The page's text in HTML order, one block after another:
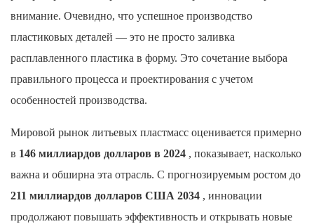
внимание. Очевидно, что успешное производство
пластиковых деталей — это не просто заливка
расплавленного пластика в форму. Это сочетание выбора
правильного процесса и проектирования с учетом
особенностей производства.
Мировой рынок литьевых пластмасс оценивается примерно
в 146 миллиардов долларов в 2024 , показывает, насколько
важна и обширна эта отрасль. С прогнозируемым ростом до
211 миллиардов долларов США 2034 , инновации
продолжают повышать эффективность и открывать новые